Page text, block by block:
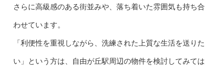
さらに高級感のある街並みや、落ち着いた雰囲気も持ち合
わせています。
「利便性を重視しながら、洗練された上質な生活を送りた
い」という方は、自由が丘駅周辺の物件を検討してみては